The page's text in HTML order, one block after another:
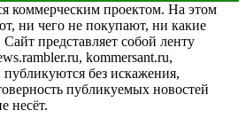
коммерческим проектом. На этом
ни чего не покупают, ни какие
представляет собой ленту
kommersant.ru,
без искажения,
публикуемых новостей
несёт.